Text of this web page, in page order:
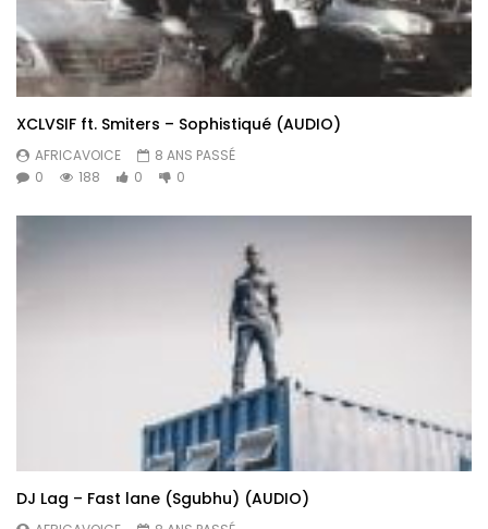
XCLVSIF ft. Smiters – Sophistiqué (AUDIO)
AFRICAVOICE
8 ANS PASSÉ
0
188 0 0
DJ Lag – Fast lane (Sgubhu) (AUDIO)